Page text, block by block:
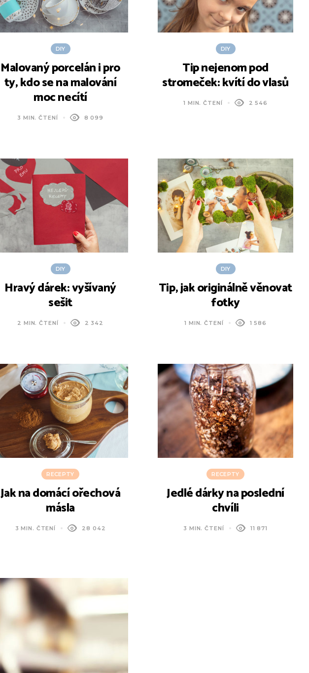
DIY
Malovaný porcelán i pro
ty, kdo se na malování
moc necítí
3 MIN. ČTENÍ 8 099
DIY
Tip nejenom pod
stromeček: kvítí do vlasů
1 MIN. ČTENÍ 2 546
DIY
Hravý dárek: vyšívaný
sešit
2 MIN. ČTENÍ 2 342
DIY
Tip, jak originálně věnovat
fotky
1 MIN. ČTENÍ 1 586
RECEPTY
Jak na domácí ořechová
másla
3 MIN. ČTENÍ 28 042
RECEPTY
Jedlé dárky na poslední
chvíli
3 MIN. ČTENÍ 11 871